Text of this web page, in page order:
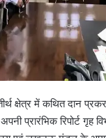
क्षेत्र में कथित दान
प्रारंभिक रिपोर्ट गृह